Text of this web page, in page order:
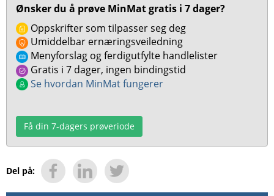
Ønsker du å prøve MinMat gratis i 7 dager?
Oppskrifter som tilpasser seg deg
Umiddelbar ernæringsveiledning
Menyforslag og ferdigutfylte handlelister
Gratis i 7 dager, ingen bindingstid
Se hvordan MinMat fungerer
Få din 7-dagers prøveriode
Del på: